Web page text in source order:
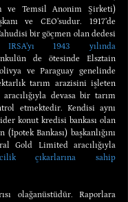
ve Temsil Anonim Şirketi)
ve CEO’sudur. 1917’de
bir göçmen olan dedesi
IRSA’yı 1943 yılında
de ötesinde Elsztain
ve Paraguay genelinde
tarım arazisini işleten
devasa bir tarım
etmektedir. Kendisi aynı
konut kredisi bankası olan
(İpotek Bankası) başkanlığını
Gold Limited aracılığıyla
çıkarlarına sahip
olağanüstüdür. Raporlara